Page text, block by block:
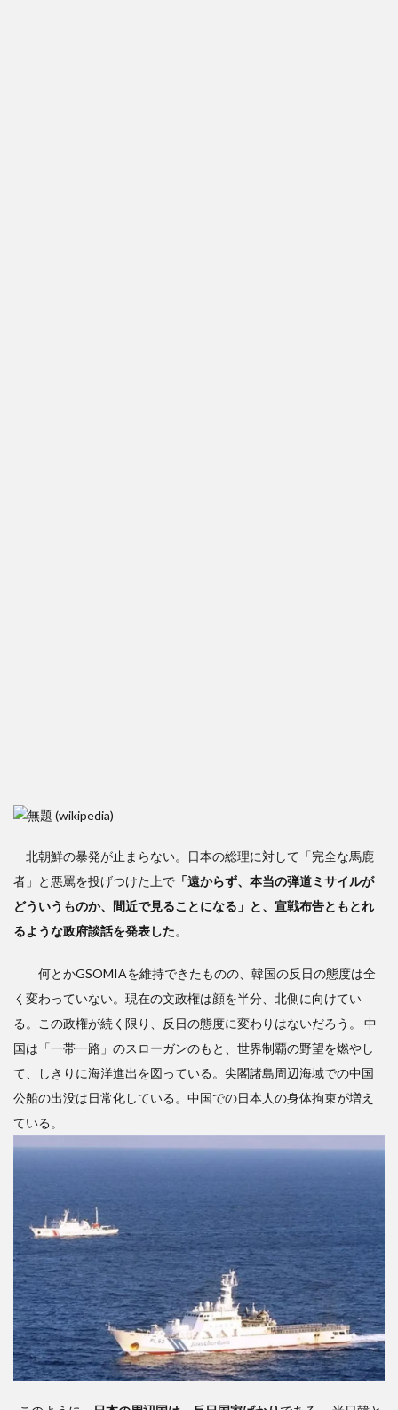
(wikipedia)
北朝鮮の暴発が止まらない。日本の総理に対して「完全な馬鹿
者」と悪罵を投げつけた上で 「遠からず、本当の弾道ミサイルが
どういうものか、間近で見ることになる」と、宣戦布告ともとれ
るような政府談話を発表した。
何とかGSOMIAを維持できたものの、韓国の反日の態度は全
く変わっていない。現在の文政権は顔を半分、北側に向けてい
る。この政権が続く限り、反日の態度に変わりはないだろう。 中
国は「一帯一路」のスローガンのもと、世界制覇の野望を燃やし
て、しきりに海洋進出を図っている。尖閣諸島周辺海域での中国
公船の出没は日常化している。中国での日本人の身体拘束が増え
ている。